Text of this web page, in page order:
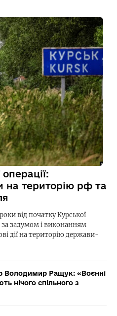
на територію рф та
від початку Курської
за задумом і виконанням
дії на територію держави-
Володимир Ращук: «Воєнні
нічого спільного з